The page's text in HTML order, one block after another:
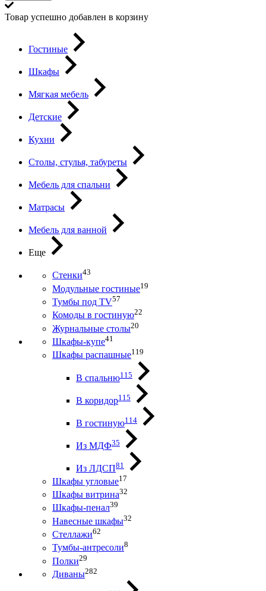
Товар успешно добавлен в корзину
Гостиные
Шкафы
Мягкая мебель
Детские
Кухни
Столы, стулья, табуреты
Мебель для спальни
Матрасы
Мебель для ванной
Еще
Стенки43
Модульные гостиные19
Тумбы под ТV57
Комоды в гостиную22
Журнальные столы20
Шкафы-купе41
Шкафы распашные119
В спальню115
В коридор115
В гостиную114
Из МДФ35
Из ЛДСП81
Шкафы угловые17
Шкафы витрина32
Шкафы-пенал39
Навесные шкафы32
Стеллажи62
Тумбы-антресоли8
Полки29
Диваны282